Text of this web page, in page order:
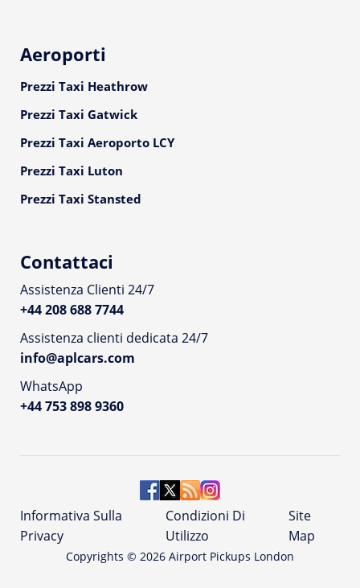
Aeroporti
Prezzi Taxi Heathrow
Prezzi Taxi Gatwick
Prezzi Taxi Aeroporto LCY
Prezzi Taxi Luton
Prezzi Taxi Stansted
Contattaci
Assistenza Clienti 24/7
+44 208 688 7744
Assistenza clienti dedicata 24/7
info@aplcars.com
WhatsApp
+44 753 898 9360
Copyrights © 2026 Airport Pickups London
Informativa Sulla
Privacy
Condizioni Di
Utilizzo
Site
Map